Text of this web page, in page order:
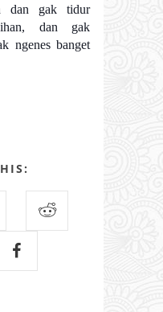
dan gak tidur
dan gak
ngenes banget